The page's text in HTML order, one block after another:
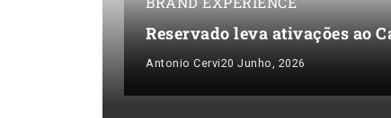
Reservado leva ativações ao
Antonio Cervi20 Junho, 2026